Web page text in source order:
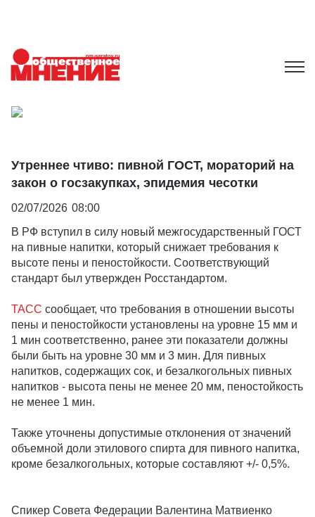
Утреннее чтиво: пивной ГОСТ, мораторий на
закон о госзакупках, эпидемия чесотки
02/07/2026 08:00
В РФ вступил в силу новый межгосударственный ГОСТ
на пивные напитки, который снижает требования к
высоте пены и пеностойкости. Соответствующий
стандарт был утвержден Росстандартом.
ТАСС сообщает, что требования в отношении высоты
пены и пеностойкости установлены на уровне 15 мм и
1 мин соответственно, ранее эти показатели должны
были быть на уровне 30 мм и 3 мин. Для пивных
напитков, содержащих сок, и безалкогольных пивных
напитков - высота пены не менее 20 мм, пеностойкость
не менее 1 мин.
Также уточнены допустимые отклонения от значений
объемной доли этилового спирта для пивного напитка,
кроме безалкогольных, которые составляют +/- 0,5%.
Спикер Совета Федерации Валентина Матвиенко